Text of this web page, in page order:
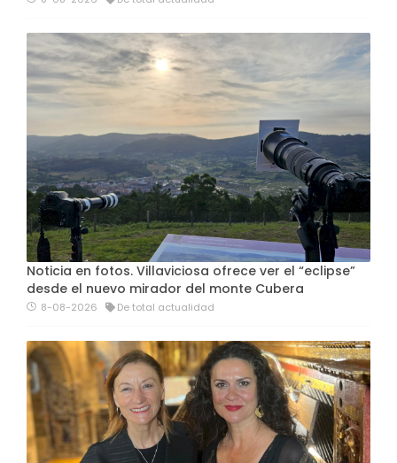
Noticia en fotos. Villaviciosa ofrece ver el “eclipse”
desde el nuevo mirador del monte Cubera
8-08-2026 De total actualidad